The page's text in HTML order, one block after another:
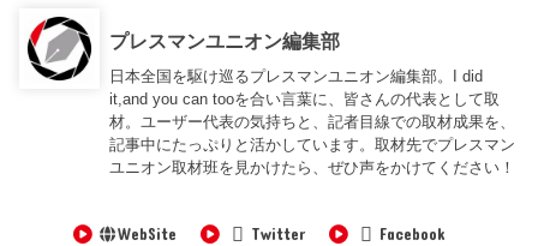
プレスマンユニオン編集部
日本全国を駆け巡るプレスマンユニオン編集部。I did
it,and you can tooを合い言葉に、皆さんの代表として取
材。ユーザー代表の気持ちと、記者目線での取材成果を、
記事中にたっぷりと活かしています。取材先でプレスマン
ユニオン取材班を見かけたら、ぜひ声をかけてください！
WebSite Twitter Facebook